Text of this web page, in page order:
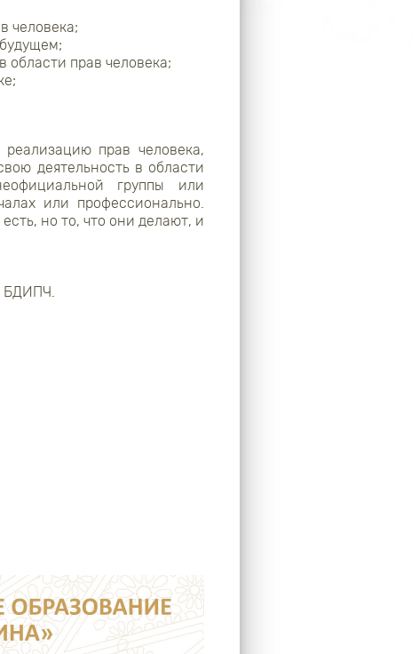
человека;
прав человека;
прав человека,
деятельность в области
группы или
или профессионально.
но то, что они делают, и
БДИПЧ.